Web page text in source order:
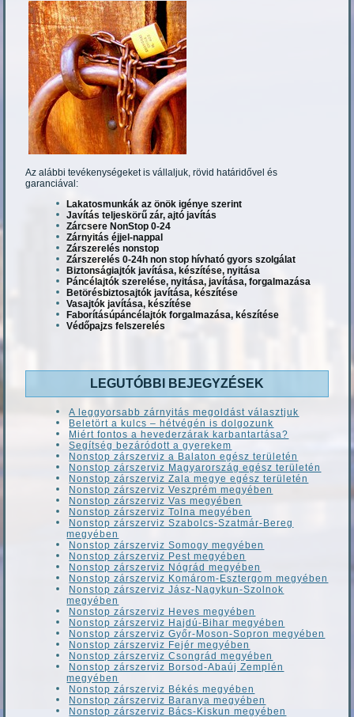
Az alábbi tevékenységeket is vállaljuk, rövid határidővel és
garanciával:
Lakatosmunkák az önök igénye szerint
Javítás teljeskörű zár, ajtó javítás
Zárcsere NonStop 0-24
Zárnyitás éjjel-nappal
Zárszerelés nonstop
Zárszerelés 0-24h non stop hívható gyors szolgálat
Biztonságiajtók javítása, készítése, nyitása
Páncélajtók szerelése, nyitása, javítása, forgalmazása
Betörésbiztosajtók javítása, készítése
Vasajtók javítása, készítése
Faborításúpáncélajtók forgalmazása, készítése
Védőpajzs felszerelés
LEGUTÓBBI BEJEGYZÉSEK
A leggyorsabb zárnyitás megoldást választjuk
Beletört a kulcs – hétvégén is dolgozunk
Miért fontos a hevederzárak karbantartása?
Segítség bezáródott a gyerekem
Nonstop zárszerviz a Balaton egész területén
Nonstop zárszerviz Magyarország egész területén
Nonstop zárszerviz Zala megye egész területén
Nonstop zárszerviz Veszprém megyében
Nonstop zárszerviz Vas megyében
Nonstop zárszerviz Tolna megyében
Nonstop zárszerviz Szabolcs-Szatmár-Bereg
megyében
Nonstop zárszerviz Somogy megyében
Nonstop zárszerviz Pest megyében
Nonstop zárszerviz Nógrád megyében
Nonstop zárszerviz Komárom-Esztergom megyében
Nonstop zárszerviz Jász-Nagykun-Szolnok
megyében
Nonstop zárszerviz Heves megyében
Nonstop zárszerviz Hajdú-Bihar megyében
Nonstop zárszerviz Győr-Moson-Sopron megyében
Nonstop zárszerviz Fejér megyében
Nonstop zárszerviz Csongrád megyében
Nonstop zárszerviz Borsod-Abaúj Zemplén
megyében
Nonstop zárszerviz Békés megyében
Nonstop zárszerviz Baranya megyében
Nonstop zárszerviz Bács-Kiskun megyében